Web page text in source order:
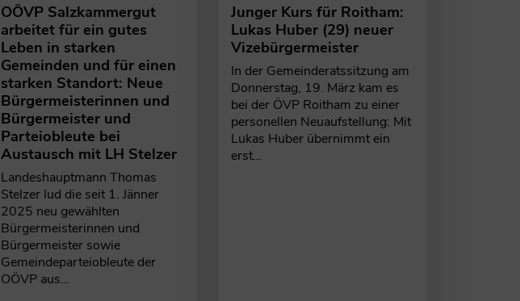
OÖVP Salzkammergut
arbeitet für ein gutes
Leben in starken
Gemeinden und für einen
starken Standort: Neue
Bürgermeisterinnen und
Bürgermeister und
Parteiobleute bei
Austausch mit LH Stelzer
Landeshauptmann Thomas
Stelzer lud die seit 1. Jänner
2025 neu gewählten
Bürgermeisterinnen und
Bürgermeister sowie
Gemeindeparteiobleute der
OÖVP aus…
Junger Kurs für Roitham:
Lukas Huber (29) neuer
Vizebürgermeister
In der Gemeinderatssitzung am
Donnerstag, 19. März kam es
bei der ÖVP Roitham zu einer
personellen Neuaufstellung: Mit
Lukas Huber übernimmt ein
erst…